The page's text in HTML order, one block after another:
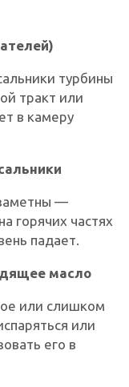
турбины
тракт или
в камеру
—
горячих частях
падает.
масло
или слишком
или
его в